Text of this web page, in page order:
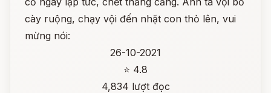
cày ruộng, chạy vội đến nhặt con thỏ lên, vui
mừng nói:
26-10-2021
⭐ 4.8
4,834 lượt đọc